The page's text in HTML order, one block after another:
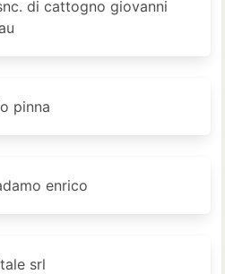
di cattogno giovanni
pinna
enrico
srl